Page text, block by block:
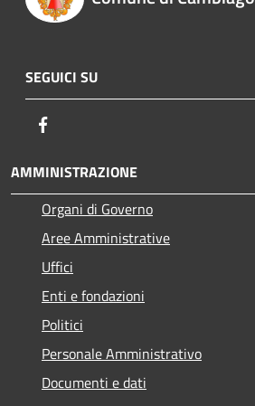
SEGUICI SU
AMMINISTRAZIONE
Organi di Governo
Aree Amministrative
Uffici
Enti e fondazioni
Politici
Personale Amministrativo
Documenti e dati